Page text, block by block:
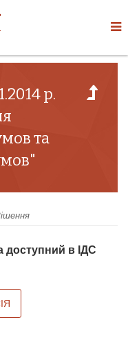
р.
та
доступний в ІДС